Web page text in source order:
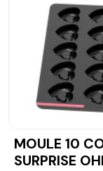
MOULE 10
SURPRISE